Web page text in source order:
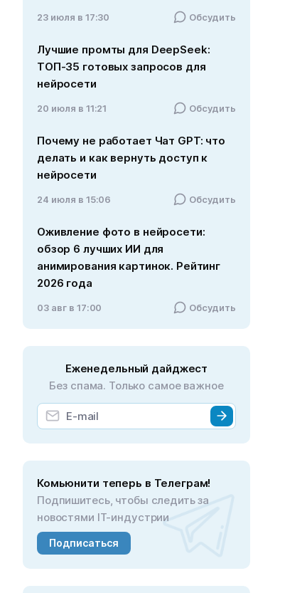
23 июля в 17:30 Обсудить
Лучшие промты для DeepSeek:
ТОП-35 готовых запросов для
нейросети
20 июля в 11:21 Обсудить
Почему не работает Чат GPT: что
делать и как вернуть доступ к
нейросети
24 июля в 15:06 Обсудить
Оживление фото в нейросети:
обзор 6 лучших ИИ для
анимирования картинок. Рейтинг
2026 года
03 авг в 17:00 Обсудить
Еженедельный дайджест
Без спама. Только самое важное
Комьюнити теперь в Телеграм!
Подпишитесь, чтобы следить за
новостями IT-индустрии
Подписаться